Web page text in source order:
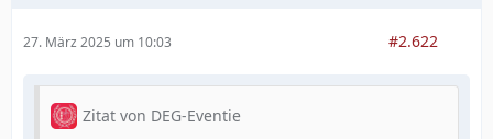
27. März 2025 um 10:03 #2.622
Zitat von DEG-Eventie